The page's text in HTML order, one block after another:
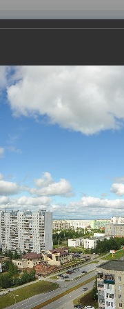
Документы
Дня строителя
Смотрите